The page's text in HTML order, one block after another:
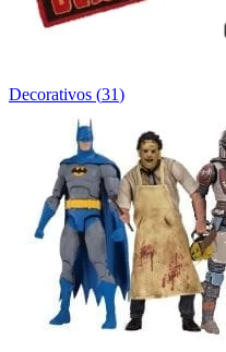
Decorativos (31)